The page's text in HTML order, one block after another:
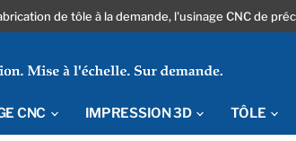
de tôle à la demande, l'usinage CNC de
CNC IMPRESSION 3D TÔLE